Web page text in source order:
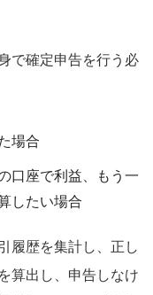
で確定申告を行う必
場合
口座で利益、もう一
したい場合
履歴を集計し、正し
算出し、申告しなけ